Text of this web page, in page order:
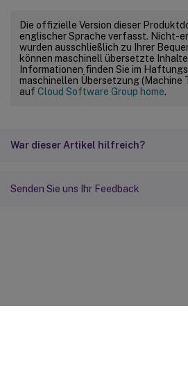
Die offizielle Version dieser
englischer Sprache verfasst. Nicht-
wurden ausschließlich zu Ihrer
können maschinell übersetzte
Informationen finden Sie im
maschinellen Übersetzung (Machine
auf Cloud Software Group home.
War dieser Artikel hilfreich?
Senden Sie uns Ihr Feedback